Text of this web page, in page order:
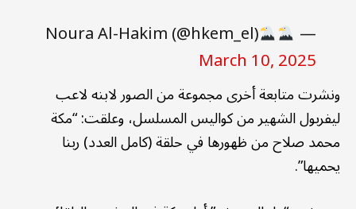
—
Noura Al-Hakim (@hkem_el)
March 10, 2025
ونشرت متابعة أخرى مجموعة من الصور لابنه لاعب
ليفربول الشهير من كواليس المسلسل، وعلقت: “مكة
محمد صلاح من ظهورها في حلقة (كامل العدد) ربنا
يحميها”.